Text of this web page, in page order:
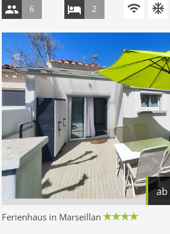
6 2
ab
Ferienhaus in Marseillan